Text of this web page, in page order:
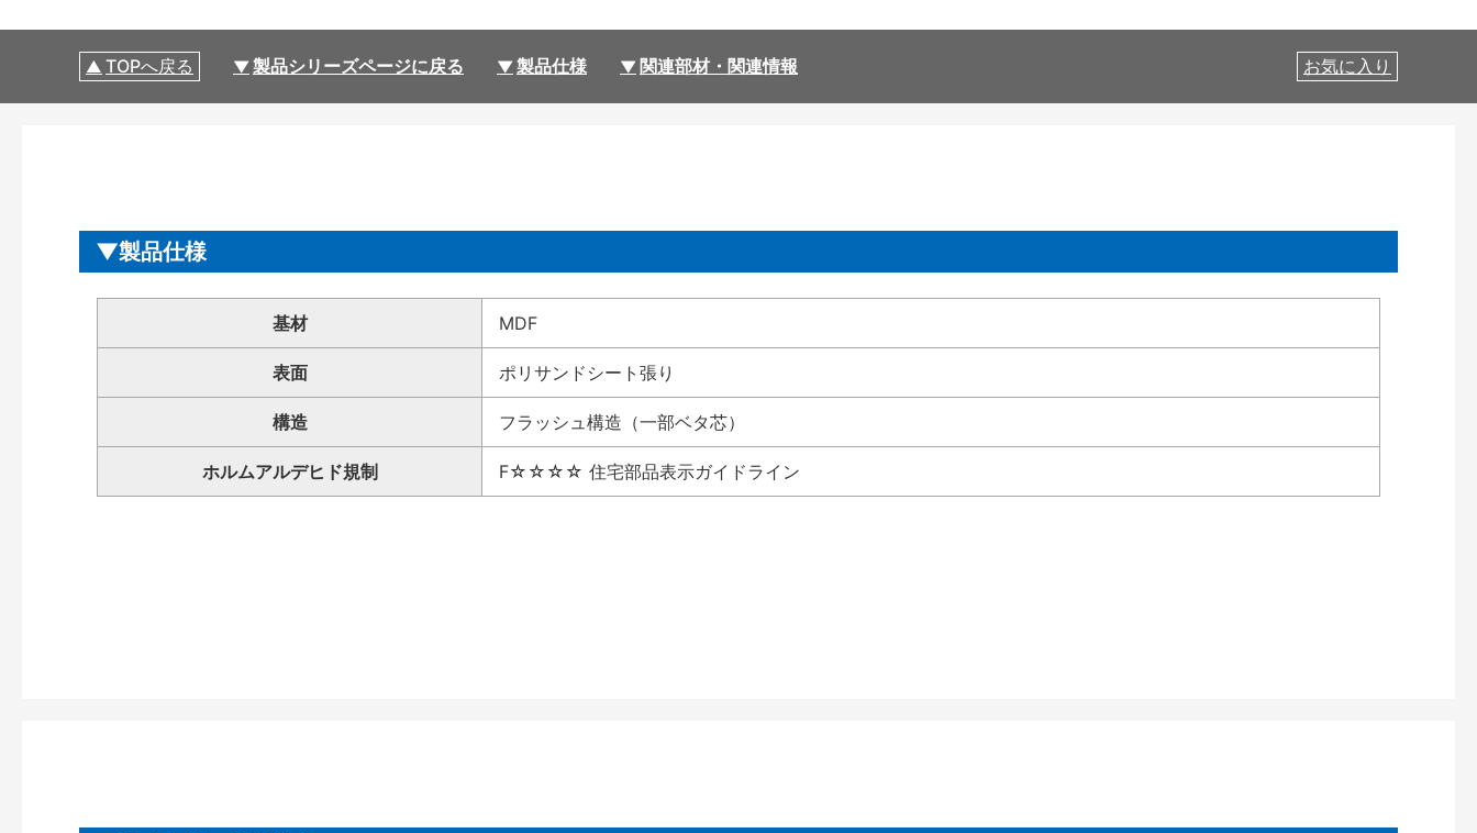
TOPへ戻る 製品シリーズページに戻る 製品仕様 関連部材・関連情報 お気に入り
製品仕様
基材 MDF
表面 ポリサンドシート張り
構造 フラッシュ構造（一部ベタ芯）
ホルムアルデヒド規制 F☆☆☆☆ 住宅部品表示ガイドライン